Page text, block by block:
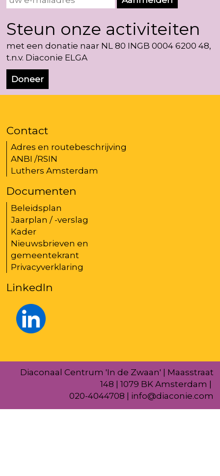
Steun onze activiteiten
met een donatie naar NL 80 INGB 0004 6200 48,
t.n.v. Diaconie ELGA
Doneer
Contact
Adres en routebeschrijving
ANBI /RSIN
Luthers Amsterdam
Documenten
Beleidsplan
Jaarplan / -verslag
Kader
Nieuwsbrieven en
gemeentekrant
Privacyverklaring
LinkedIn
Diaconaal Centrum 'In de Zwaan' | Maasstraat
148 | 1079 BK Amsterdam |
020-4044708 | info@diaconie.com